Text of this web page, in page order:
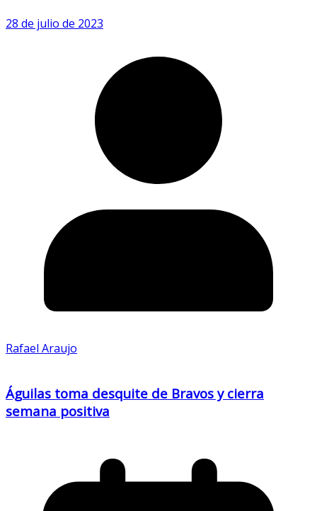
28 de julio de 2023
Rafael Araujo
Águilas toma desquite de Bravos y cierra
semana positiva